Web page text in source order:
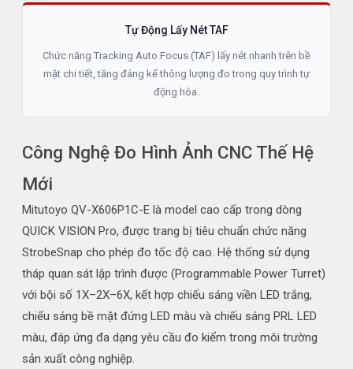
Tự Động Lấy Nét TAF
Chức năng Tracking Auto Focus (TAF) lấy nét nhanh trên bề
mặt chi tiết, tăng đáng kể thông lượng đo trong quy trình tự
động hóa.
Công Nghệ Đo Hình Ảnh CNC Thế Hệ
Mới
Mitutoyo QV-X606P1C-E là model cao cấp trong dòng
QUICK VISION Pro, được trang bị tiêu chuẩn chức năng
StrobeSnap cho phép đo tốc độ cao. Hệ thống sử dụng
tháp quan sát lập trình được (Programmable Power Turret)
với bội số 1X–2X–6X, kết hợp chiếu sáng viền LED trắng,
chiếu sáng bề mặt đứng LED màu và chiếu sáng PRL LED
màu, đáp ứng đa dạng yêu cầu đo kiểm trong môi trường
sản xuất công nghiệp.